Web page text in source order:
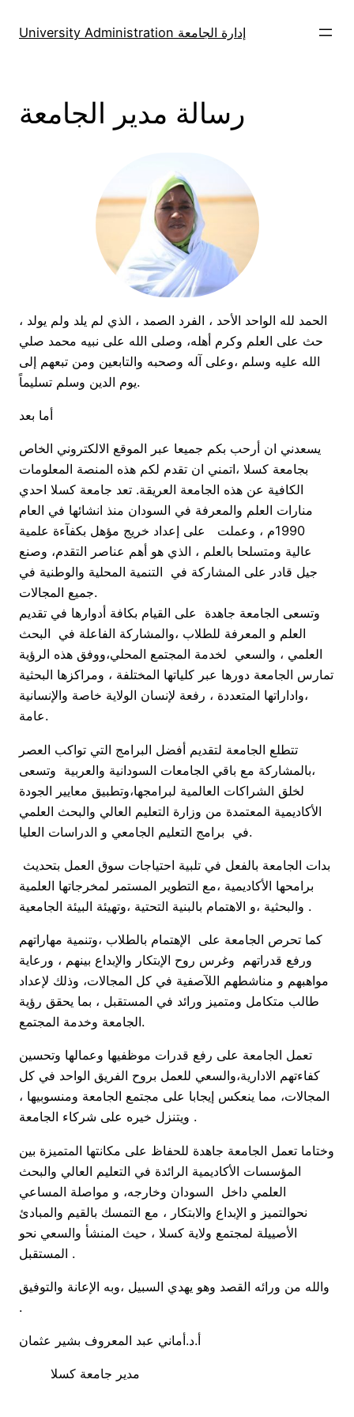
University Administration إدارة الجامعة
رسالة مدير الجامعة
الحمد لله الواحد الأحد ، الفرد الصمد ، الذي لم يلد ولم يولد ،
حث على العلم وكرم أهله، وصلى الله على نبيه محمد صلي
الله عليه وسلم ،وعلى آله وصحبه والتابعين ومن تبعهم إلى
يوم الدين وسلم تسليماً.
أما بعد
يسعدني ان أرحب بكم جميعا عبر الموقع الالكتروني الخاص
بجامعة كسلا ،اتمني ان تقدم لكم هذه المنصة المعلومات
الكافية عن هذه الجامعة العريقة. تعد جامعة كسلا احدي
منارات العلم والمعرفة في السودان منذ انشائها في العام
1990م ، وعملت على إعداد خريج مؤهل بكفآءة علمية
عالية ومتسلحا بالعلم ، الذي هو أهم عناصر التقدم، وصنع
جيل قادر على المشاركة في التنمية المحلية والوطنية في
جميع المجالات.
وتسعى الجامعة جاهدة على القيام بكافة أدوارها في تقديم
العلم و المعرفة للطلاب ،والمشاركة الفاعلة في البحث
العلمي ، والسعي لخدمة المجتمع المحلي،ووفق هذه الرؤية
تمارس الجامعة دورها عبر كلياتها المختلفة ، ومراكزها البحثية
،واداراتها المتعددة ، رفعة لإنسان الولاية خاصة والإنسانية
عامة.
تتطلع الجامعة لتقديم أفضل البرامج التي تواكب العصر
،بالمشاركة مع باقي الجامعات السودانية والعربية وتسعى
لخلق الشراكات العالمية لبرامجها،وتطبيق معايير الجودة
الأكاديمية المعتمدة من وزارة التعليم العالي والبحث العلمي
في برامج التعليم الجامعي و الدراسات العليا.
برامحها الأكاديمية ،مع التطوير المستمر لمخرجاتها العلمية
والبحثية ،و الاهتمام بالبنية التحتية ،وتهيئة البيئة الجامعية .
كما تحرص الجامعة على الإهتمام بالطلاب ،وتنمية مهاراتهم
ورفع قدراتهم وغرس روح الإبتكار والإبداع بينهم ، ورعاية
مواهبهم و مناشطهم اللآصفية في كل المجالات، وذلك لإعداد
طالب متكامل ومتميز ورائد في المستقبل ، بما يحقق رؤية
الجامعة وخدمة المجتمع.
تعمل الجامعة على رفع قدرات موظفيها وعمالها وتحسين
كفاءتهم الادارية،والسعي للعمل بروح الفريق الواحد في كل
المجالات، مما ينعكس إيجابا على مجتمع الجامعة ومنسوبيها ،
ويتنزل خيره على شركاء الجامعة .
وختاما تعمل الجامعة جاهدة للحفاظ على مكانتها المتميزة بين
المؤسسات الأكاديمية الرائدة في التعليم العالي والبحث
العلمي داخل السودان وخارجه، و مواصلة المساعي
نحوالتميز و الإبداع والابتكار ، مع التمسك بالقيم والمبادئ
الأصييلة لمجتمع ولاية كسلا ، حيث المنشأ والسعي نحو
المستقبل .
والله من ورائه القصد وهو يهدي السبيل ،وبه الإعانة والتوفيق
.
أ.د.أماني عبد المعروف بشير عثمان
مدير جامعة كسلا